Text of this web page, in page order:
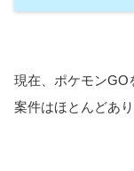
現在、ポケモンGO
案件はほとんどあり